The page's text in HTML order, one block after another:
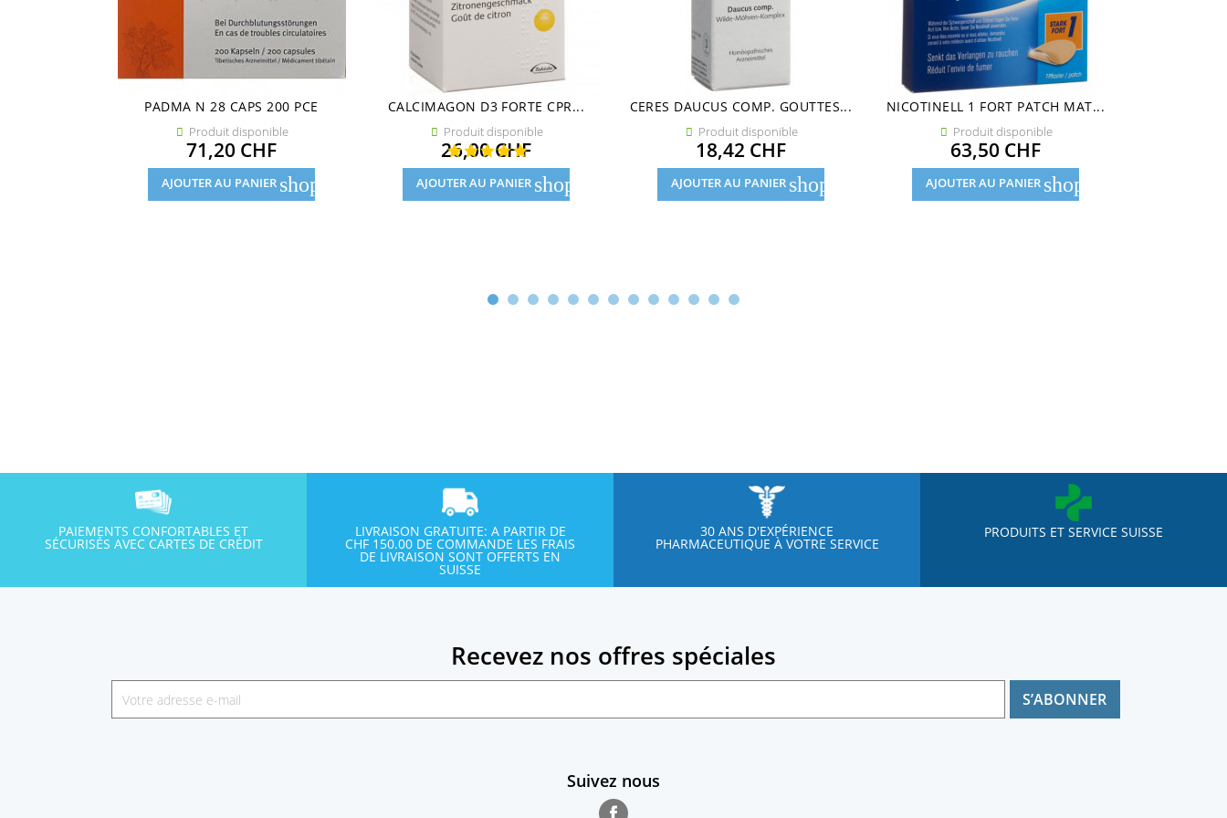
PADMA N 28 CAPS 200 PCE
 Produit disponible
Prix
71,20 CHF
AJOUTER AU PANIER shopping_cart
CALCIMAGON D3 FORTE CPR...
 Produit disponible
Prix
26,00 CHF
AJOUTER AU PANIER shopping_cart
CERES DAUCUS COMP. GOUTTES...
 Produit disponible
Prix
18,42 CHF
AJOUTER AU PANIER shopping_cart
NICOTINELL 1 FORT PATCH MAT...
 Produit disponible
Prix
63,50 CHF
AJOUTER AU PANIER shopping_cart
PAIEMENTS CONFORTABLES ET
SÉCURISÉS AVEC CARTES DE CRÉDIT
LIVRAISON GRATUITE: A PARTIR DE
CHF 150.00 DE COMMANDE LES FRAIS
DE LIVRAISON SONT OFFERTS EN
SUISSE
30 ANS D'EXPÉRIENCE
PHARMACEUTIQUE À VOTRE SERVICE
PRODUITS ET SERVICE SUISSE
Recevez nos offres spéciales
Suivez nous